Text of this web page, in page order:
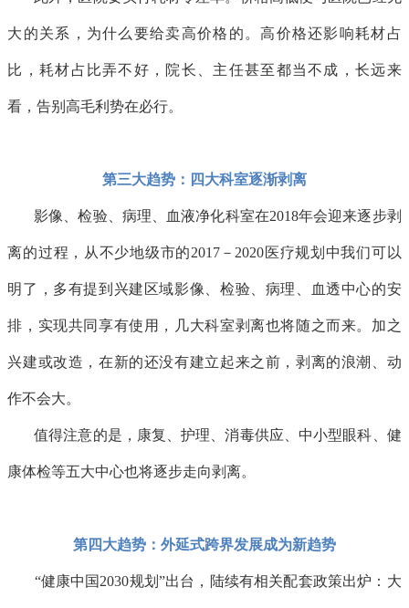
大的关系，为什么要给卖高价格的。高价格还影响耗材占
比，耗材占比弄不好，院长、主任甚至都当不成，长远来
看，告别高毛利势在必行。
第三大趋势：四大科室逐渐剥离
影像、检验、病理、血液净化科室在2018年会迎来逐步剥
离的过程，从不少地级市的2017－2020医疗规划中我们可以
明了，多有提到兴建区域影像、检验、病理、血透中心的安
排，实现共同享有使用，几大科室剥离也将随之而来。加之
兴建或改造，在新的还没有建立起来之前，剥离的浪潮、动
作不会大。
值得注意的是，康复、护理、消毒供应、中小型眼科、健
康体检等五大中心也将逐步走向剥离。
第四大趋势：外延式跨界发展成为新趋势
“健康中国2030规划”出台，陆续有相关配套政策出炉：大